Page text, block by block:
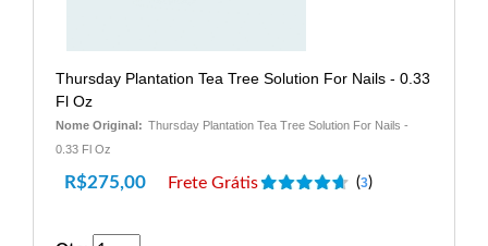
Thursday Plantation Tea Tree Solution For Nails - 0.33
Fl Oz
Nome Original: Thursday Plantation Tea Tree Solution For Nails -
0.33 Fl Oz
R$275,00 Frete Grátis (3)